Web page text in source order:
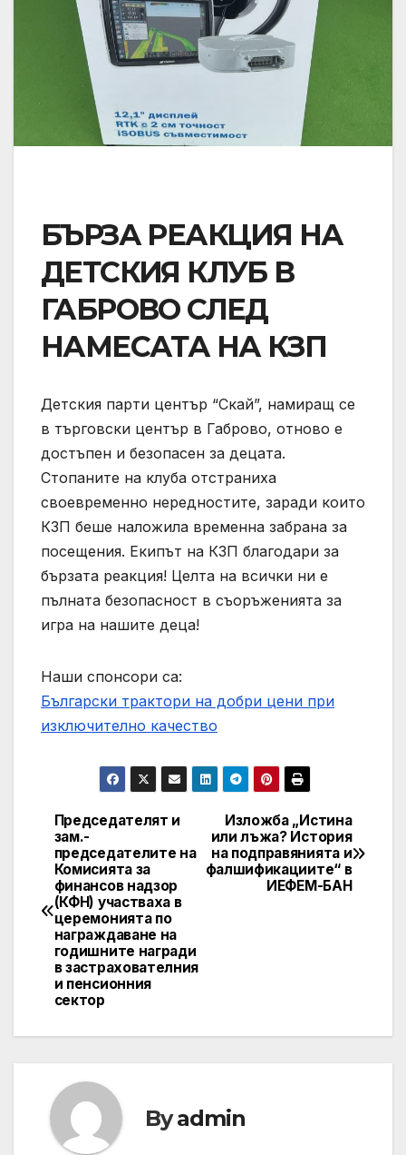
БЪРЗА РЕАКЦИЯ НА
ДЕТСКИЯ КЛУБ В
ГАБРОВО СЛЕД
НАМЕСАТА НА КЗП
Детския парти център “Скай”, намиращ се
в търговски център в Габрово, отново е
достъпен и безопасен за децата.
Стопаните на клуба отстраниха
своевременно нередностите, заради които
КЗП беше наложила временна забрана за
посещения. Екипът на КЗП благодари за
бързата реакция! Целта на всички ни е
пълната безопасност в съоръженията за
игра на нашите деца!
Наши спонсори са:
Български трактори на добри цени при
изключително качество
Post
navigation
Изложба „Истина
или лъжа? История
на подправянията и
фалшификациите“ в
ИЕФЕМ-БАН
Председателят и
зам.-
председателите на
Комисията за
финансов надзор
(КФН) участваха в
церемонията по
награждаване на
годишните награди
в застрахователния
и пенсионния
сектор
Byadmin